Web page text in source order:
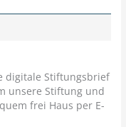
digitale Stiftungsbrief
unsere Stiftung und
frei Haus per E-